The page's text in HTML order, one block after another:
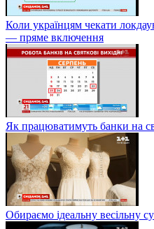
Коли українцям чекати
— пряме включення
Як працюватимуть банки на
Обираємо ідеальну весільну